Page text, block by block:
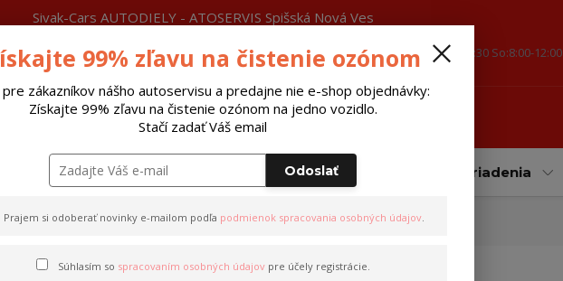
Sivak-Cars AUTODIELY - ATOSERVIS Spišská Nová Ves
Čítajte Viac
Hľadať
Neviete si rady?
Zavolajte.
0915 377 999 Po-Pia-8:00-17:30 So:8:00-12:00
Riadiace jednotky xenon Autobatérie Ťažné zariadenia
99% zľavu na čistenie ozónom
pre zákazníkov nášho autoservisu a predajne nie e-shop objednávky:
Získajte 99% zľavu na čistenie ozónom na jedno vozidlo.
Stačí zadať Váš email
Odoslať
Prajem si odoberať novinky e-mailom podľa podmienok spracovania osobných údajov.
Súhlasím so spracovaním osobných údajovpre účely registrácie.